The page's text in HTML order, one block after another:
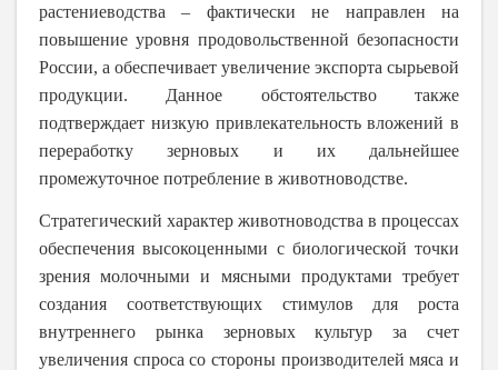
растениеводства – фактически не направлен на
повышение уровня продовольственной безопасности
России, а обеспечивает увеличение экспорта сырьевой
продукции. Данное обстоятельство также
подтверждает низкую привлекательность вложений в
переработку зерновых и их дальнейшее
промежуточное потребление в животноводстве.
Стратегический характер животноводства в процессах
обеспечения высокоценными с биологической точки
зрения молочными и мясными продуктами требует
создания соответствующих стимулов для роста
внутреннего рынка зерновых культур за счет
увеличения спроса со стороны производителей мяса и